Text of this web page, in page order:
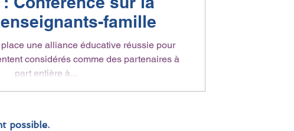
famille
une alliance éducative réussie pour
considérés comme des partenaires à
part entière à...
possible.